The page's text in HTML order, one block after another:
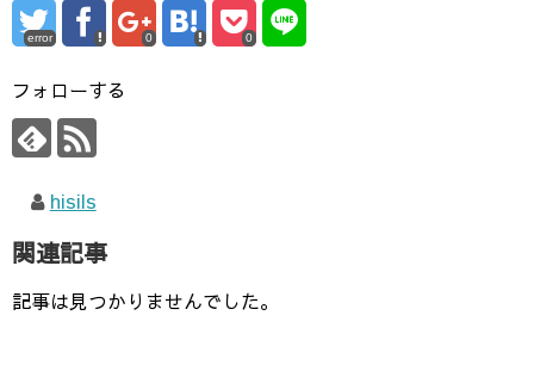
error 0 0
フォローする
hisils
関連記事
記事は見つかりませんでした。